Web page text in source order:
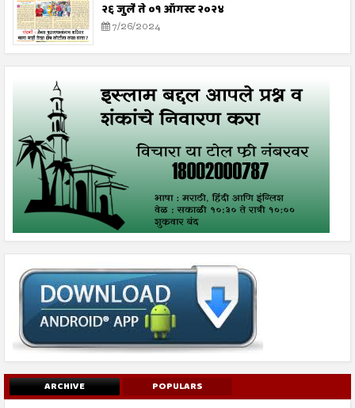
२६ जुलै ते ०१ ऑगस्ट २०२४
7/26/2024
ARCHIVE POPULARS